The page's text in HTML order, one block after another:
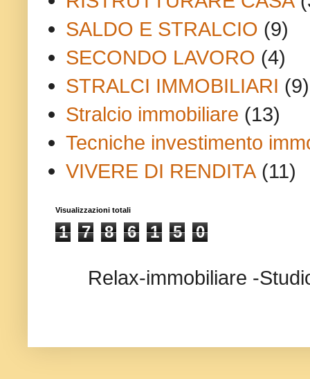
SALDO E STRALCIO (9)
SECONDO LAVORO (4)
STRALCI IMMOBILIARI (9)
Stralcio immobiliare (13)
Tecniche investimento
VIVERE DI RENDITA (11)
Visualizzazioni totali
1 7 8 6 1 5 0
Relax-immobiliare -